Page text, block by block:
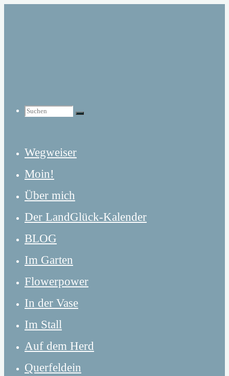
Suchen
Suchen
nach:
Suchen
Wegweiser
Moin!
Über mich
Der LandGlück-Kalender
BLOG
Im Garten
Flowerpower
In der Vase
Im Stall
Auf dem Herd
Querfeldein